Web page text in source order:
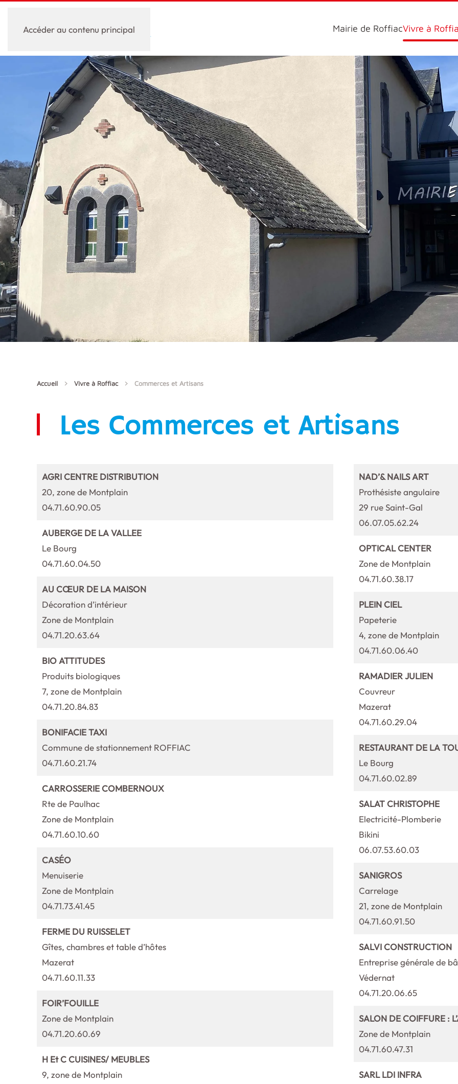
Accéder au contenu principal Mairie de RoffiacVivre à
Accueil Vivre à Roffiac Commerces et Artisans
Les Commerces et Artisans
AGRI CENTRE DISTRIBUTION
20, zone de Montplain
04.71.60.90.05
AUBERGE DE LA VALLEE
Le Bourg
04.71.60.04.50
AU CŒUR DE LA MAISON
Décoration d’intérieur
Zone de Montplain
04.71.20.63.64
BIO ATTITUDES
Produits biologiques
7, zone de Montplain
04.71.20.84.83
BONIFACIE TAXI
Commune de stationnement ROFFIAC
04.71.60.21.74
CARROSSERIE COMBERNOUX
Rte de Paulhac
Zone de Montplain
04.71.60.10.60
CASÉO
Menuiserie
Zone de Montplain
04.71.73.41.45
FERME DU RUISSELET
Gîtes, chambres et table d’hôtes
Mazerat
04.71.60.11.33
FOIR’FOUILLE
Zone de Montplain
04.71.20.60.69
H Et C CUISINES/ MEUBLES
9, zone de Montplain
NAD’& NAILS ART
Prothésiste angulaire
29 rue Saint-Gal
06.07.05.62.24
OPTICAL CENTER
Zone de Montplain
04.71.60.38.17
PLEIN CIEL
Papeterie
4, zone de Montplain
04.71.60.06.40
RAMADIER JULIEN
Couvreur
Mazerat
04.71.60.29.04
RESTAURANT DE LA
Le Bourg
04.71.60.02.89
SALAT CHRISTOPHE
Electricité-Plomberie
Bikini
06.07.53.60.03
SANIGROS
Carrelage
21, zone de Montplain
04.71.60.91.50
SALVI CONSTRUCTION
Entreprise générale de
Védernat
04.71.20.06.65
SALON DE COIFFURE :
Zone de Montplain
04.71.60.47.31
SARL LDI INFRA